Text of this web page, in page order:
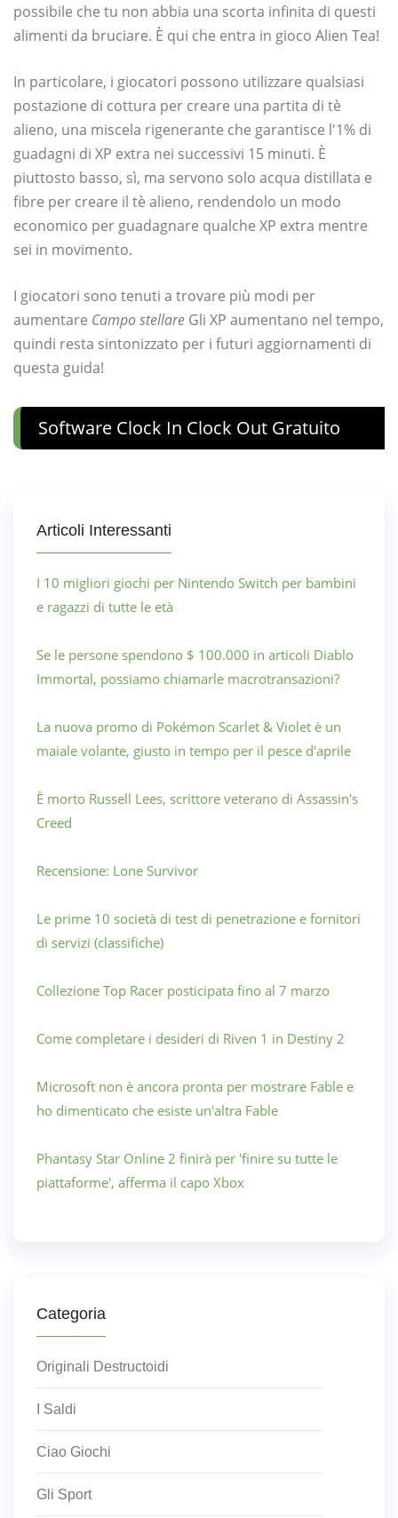
possibile che tu non abbia una scorta infinita di questi
alimenti da bruciare. È qui che entra in gioco Alien Tea!
In particolare, i giocatori possono utilizzare qualsiasi
postazione di cottura per creare una partita di tè
alieno, una miscela rigenerante che garantisce l'1% di
guadagni di XP extra nei successivi 15 minuti. È
piuttosto basso, sì, ma servono solo acqua distillata e
fibre per creare il tè alieno, rendendolo un modo
economico per guadagnare qualche XP extra mentre
sei in movimento.
I giocatori sono tenuti a trovare più modi per
aumentare Campo stellare Gli XP aumentano nel tempo,
quindi resta sintonizzato per i futuri aggiornamenti di
questa guida!
Software Clock In Clock Out Gratuito
Articoli Interessanti
I 10 migliori giochi per Nintendo Switch per bambini
e ragazzi di tutte le età
Se le persone spendono $ 100.000 in articoli Diablo
Immortal, possiamo chiamarle macrotransazioni?
La nuova promo di Pokémon Scarlet & Violet è un
maiale volante, giusto in tempo per il pesce d'aprile
È morto Russell Lees, scrittore veterano di Assassin's
Creed
Recensione: Lone Survivor
Le prime 10 società di test di penetrazione e fornitori
di servizi (classifiche)
Collezione Top Racer posticipata fino al 7 marzo
Come completare i desideri di Riven 1 in Destiny 2
Microsoft non è ancora pronta per mostrare Fable e
ho dimenticato che esiste un'altra Fable
Phantasy Star Online 2 finirà per 'finire su tutte le
piattaforme', afferma il capo Xbox
Categoria
Originali Destructoidi
I Saldi
Ciao Giochi
Gli Sport